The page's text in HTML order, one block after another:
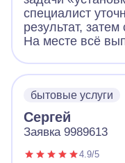
специалист
результат,
На месте всё
бытовые услуги
Сергей
Заявка 9989613
4.9/5